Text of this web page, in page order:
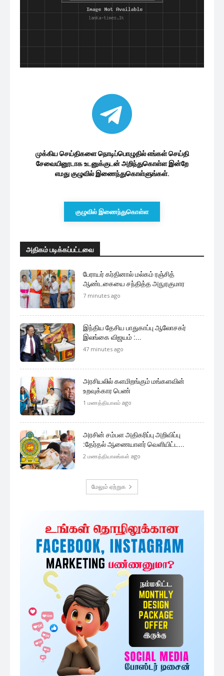
முக்கிய செய்திகளை நொடிப்பொழுதில் எங்கள் செய்தி
சேவையினூடாக உடனுக்குடன் அறிந்துகொள்ள இன்றே
எமது குழுவில் இணைந்துகொள்ளுங்கள்.
குழுவில் இணைந்துகொள்ள
முக்கிய செய்திகளை நொடிப்பொழுதில் எங்கள் செய்தி
எமது குழுவில் இணைந்துகொள்ளுங்கள்.
அதிகம் படிக்கப்பட்டவை
பேராயர் கர்தினால் மல்கம் ரஞ்சித்
ஆண்டகையை சந்தித்த அநுரகுமார
7 minutes ago
இந்திய தேசிய பாதுகாப்பு ஆலோசகர்
இலங்கை விஜயம் :...
47 minutes ago